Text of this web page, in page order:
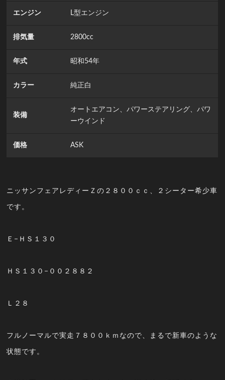
エンジン L型エンジン
排気量 2800cc
年式 昭和54年
カラー 純正白
装備
オートエアコン、パワーステアリング、パワ
ーウインド
価格 ASK
ニッサンフェアレディーＺの２８００ｃｃ、２シーター希少車
です。
Ｅ−ＨＳ１３０
ＨＳ１３０−００２８８２
Ｌ２８
フルノーマルで実走７８００ｋｍなので、まるで新車のような
状態です。